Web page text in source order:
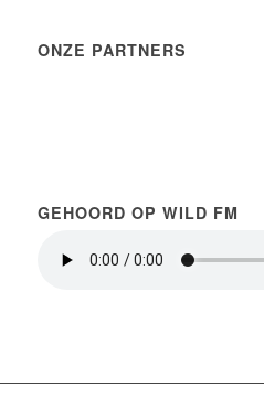
ONZE PARTNERS
GEHOORD OP WILD FM